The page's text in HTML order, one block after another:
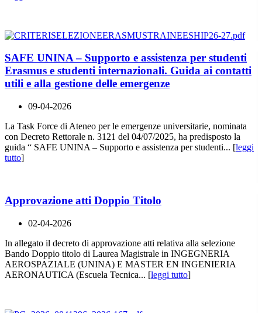
SAFE UNINA – Supporto e assistenza per studenti
Erasmus e studenti internazionali. Guida ai contatti
utili e alla gestione delle emergenze
09-04-2026
La Task Force di Ateneo per le emergenze universitarie, nominata
con Decreto Rettorale n. 3121 del 04/07/2025, ha predisposto la
guida “ SAFE UNINA – Supporto e assistenza per studenti... [leggi
tutto]
Approvazione atti Doppio Titolo
02-04-2026
In allegato il decreto di approvazione atti relativa alla selezione
Bando Doppio titolo di Laurea Magistrale in INGEGNERIA
AEROSPAZIALE (UNINA) E MASTER EN INGENIERIA
AERONAUTICA (Escuela Tecnica... [leggi tutto]